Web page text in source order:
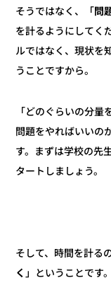
そうではなく、「問
を計るようにしてく
ルではなく、現状を
うことですから。
「どのぐらいの分
問題をやればいいの
す。まずは学校の先
タートしましょう。
そして、時間を計る
く」ということです。